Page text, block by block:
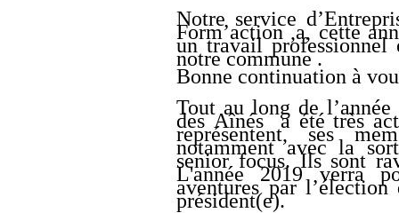
Notre service
Form’action ,a, cette
un travail professionnel
notre commune .
Bonne continuation à
Tout au long de
des Aînés a été très
représentent, ses
notamment avec la
senior focus. Ils sont
L'année 2019 verra
aventures par l’élection
président(e).